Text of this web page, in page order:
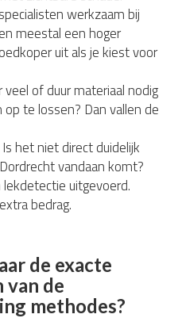
werkzaam bij
meestal een hoger
uit als je kiest voor
veel of duur materiaal nodig
te lossen? Dan vallen de
Is het niet direct duidelijk
vandaan komt?
uitgevoerd.
bedrag.
de exacte
van de
methodes?